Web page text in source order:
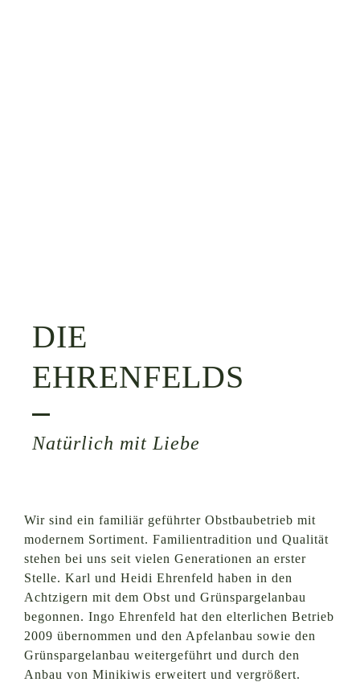
DIE
EHRENFELDS
Natürlich mit Liebe
Wir sind ein familiär geführter Obstbaubetrieb mit
modernem Sortiment. Familientradition und Qualität
stehen bei uns seit vielen Generationen an erster
Stelle. Karl und Heidi Ehrenfeld haben in den
Achtzigern mit dem Obst und Grünspargelanbau
begonnen. Ingo Ehrenfeld hat den elterlichen Betrieb
2009 übernommen und den Apfelanbau sowie den
Grünspargelanbau weitergeführt und durch den
Anbau von Minikiwis erweitert und vergrößert.